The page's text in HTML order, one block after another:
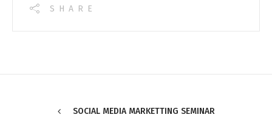
SHARE
SOCIAL MEDIA MARKETTING SEMINAR